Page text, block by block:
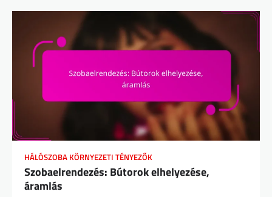
HÁLÓSZOBA KÖRNYEZETI TÉNYEZŐK
Szobaelrendezés: Bútorok elhelyezése,
áramlás